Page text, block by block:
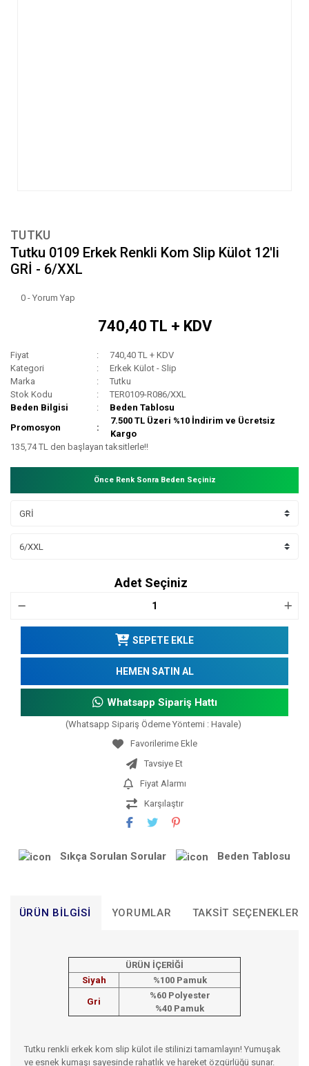
TUTKU
Tutku 0109 Erkek Renkli Kom Slip Külot 12'li
GRİ - 6/XXL
0 - Yorum Yap
740,40 TL + KDV
Fiyat
740,40 TL + KDV
Kategori
Erkek Külot - Slip
Marka
Tutku
Stok Kodu
TER0109-R086/XXL
Beden Bilgisi
Beden Tablosu
Promosyon
7.500 TL Üzeri %10 İndirim ve Ücretsiz
Kargo
135,74 TL den başlayan taksitlerle!!
Önce Renk Sonra Beden Seçiniz
Adet Seçiniz
SEPETE EKLE
HEMEN SATIN AL
Whatsapp Sipariş Hattı
(Whatsapp Sipariş Ödeme Yöntemi : Havale)
Tavsiye Et
Fiyat Alarmı
Karşılaştır
Sıkça Sorulan Sorular Beden Tablosu
ÜRÜN BILGISI YORUMLAR TAKSIT SEÇENEKLERI
ÜRÜN İÇERİĞİ
Siyah
%100 Pamuk
Gri
%60 Polyester
%40 Pamuk
Tutku renkli erkek kom slip külot ile stilinizi tamamlayın! Yumuşak
ve esnek kumaşı sayesinde rahatlık ve hareket özgürlüğü sunar.